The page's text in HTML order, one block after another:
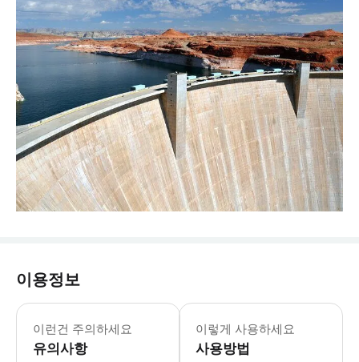
이용정보
이런건 주의하세요
유의사항
이렇게 사용하세요
사용방법